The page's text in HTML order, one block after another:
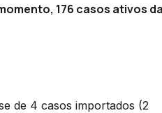
176 casos ativos da
de 4 casos importados (2